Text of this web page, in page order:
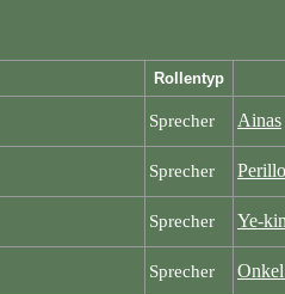
Rollentyp
Sprecher
Ainas
Sprecher
Perillo
Sprecher
Ye-
Sprecher